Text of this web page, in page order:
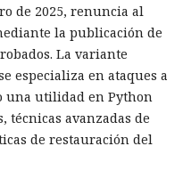
de 2025, renuncia al
la publicación de
La variante
especializa en ataques a
una utilidad en Python
técnicas avanzadas de
de restauración del